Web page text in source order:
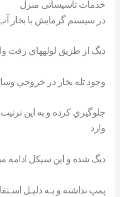
خدمات تاسیساتی منزل
در سيستم گرمايش با بخار
ديگ از طريق لولههاي رفت
وجود تله بخار در خروجي
جلوگيري کرده و به اين
وارد
ديگ شده و اين سيکل ادامه
پمپ نداشته و بـه دليـل